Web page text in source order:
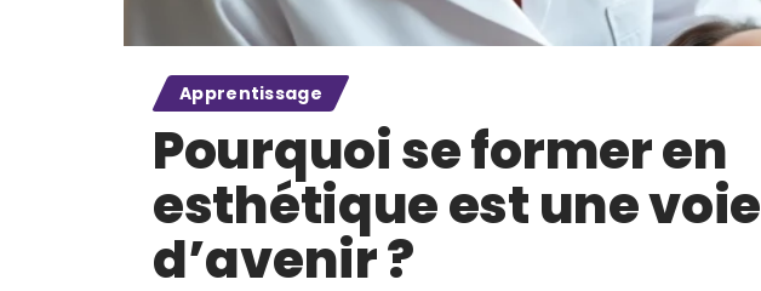
Apprentissage
Pourquoi se former en
esthétique est une voie
d’avenir ?